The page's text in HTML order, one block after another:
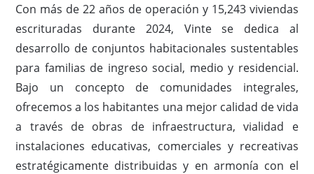
Con más de 22 años de operación y 15,243 viviendas
escrituradas durante 2024, Vinte se dedica al
desarrollo de conjuntos habitacionales sustentables
para familias de ingreso social, medio y residencial.
Bajo un concepto de comunidades integrales,
ofrecemos a los habitantes una mejor calidad de vida
a través de obras de infraestructura, vialidad e
instalaciones educativas, comerciales y recreativas
estratégicamente distribuidas y en armonía con el